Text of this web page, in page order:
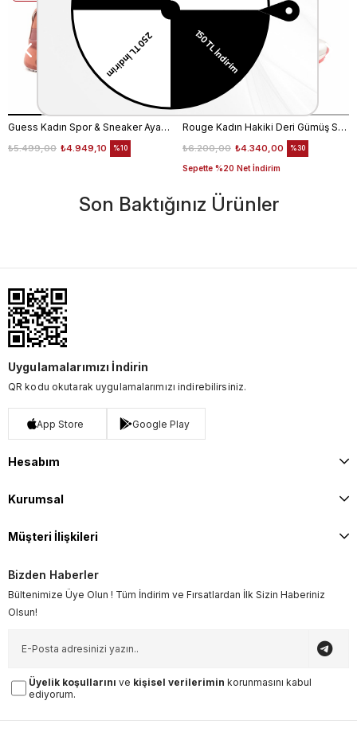
Guess Kadın Spor & Sneaker Ayakkabı FL6T2CELE12
₺4.949,10
₺5.499,00 %10
Rouge Kadın Hakiki Deri Gümüş Spor & Sneaker Ayakkabı
₺4.340,00
₺6.200,00
Sepette %20 Net İndirim
%30
Son Baktığınız Ürünler
Uygulamalarımızı İndirin
QR kodu okutarak uygulamalarımızı indirebilirsiniz.
App Store Google Play
Hesabım
Kurumsal
Müşteri İlişkileri
Bizden Haberler
Bültenimize Üye Olun ! Tüm İndirim ve Fırsatlardan İlk Sizin Haberiniz
Olsun!
Üyelik koşullarını ve kişisel verilerimin korunmasını kabul
ediyorum.